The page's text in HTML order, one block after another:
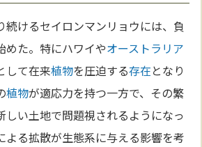
続けるセイロンマンリョウには、負
めた。特にハワイやオーストラリア
して在来植物を圧迫する存在となり
植物が適応力を持つ一方で、その繁
しい土地で問題視されるようになっ
よる拡散が生態系に与える影響を考